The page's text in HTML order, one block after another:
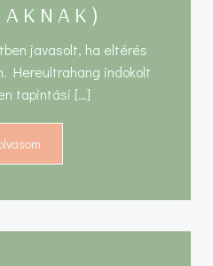
javasolt, ha eltérés
Hereultrahang indokolt
tapintási […]